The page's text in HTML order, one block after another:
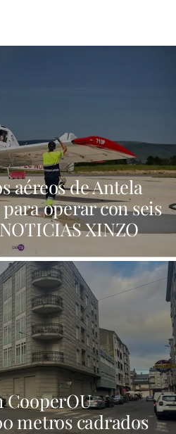
aéreos de Antela
operar con seis
XINZO
CooperOU
metros cadrados